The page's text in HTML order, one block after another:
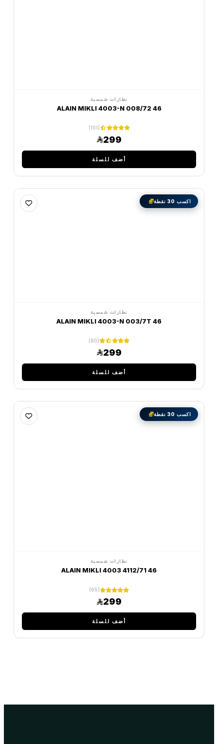
نظارات شمسية
ALAIN MIKLI 4003-N 008/72 46
(101)
299
أضف للسلة
اكسب 30 نقطة
نظارات شمسية
ALAIN MIKLI 4003-N 003/7T 46
(80)
299
أضف للسلة
اكسب 30 نقطة
نظارات شمسية
ALAIN MIKLI 4003 4112/71 46
(65)
299
أضف للسلة